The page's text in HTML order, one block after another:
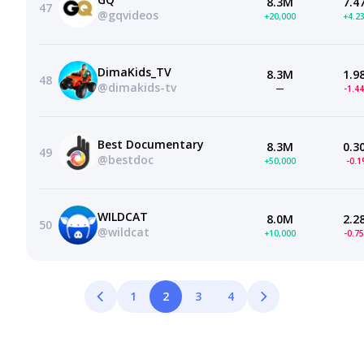
47
@gqvideos
+20,000
48
DimaKids_TV
@dimakids-tv
8.3M
— -
49
Best Documentary
@bestdoc
8.3M
+50,000 -
50
WILDCAT
@wildcat
8.0M
+10,000 -
1 2 3 4